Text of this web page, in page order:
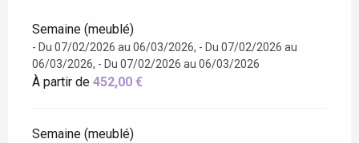
Semaine (meublé)
- Du 07/02/2026 au 06/03/2026, - Du 07/02/2026 au
06/03/2026, - Du 07/02/2026 au 06/03/2026
À partir de 452,00 €
Semaine (meublé)